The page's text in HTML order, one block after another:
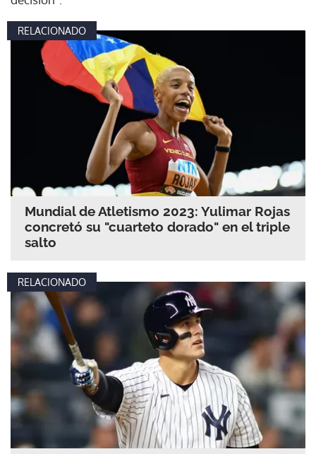
RELACIONADO
Mundial de Atletismo 2023: Yulimar Rojas
concretó su "cuarteto dorado" en el triple
salto
RELACIONADO